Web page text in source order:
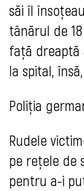
săi îl
tânărul de
față dreaptă
la spital,
Poliţia
Rudele
pe reţele de
pentru a-i